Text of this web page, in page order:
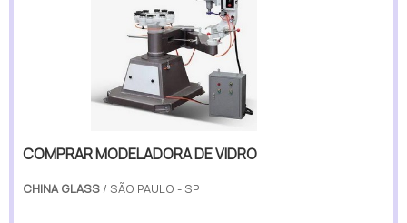
COMPRAR MODELADORA DE VIDRO
CHINA GLASS / SÃO PAULO - SP